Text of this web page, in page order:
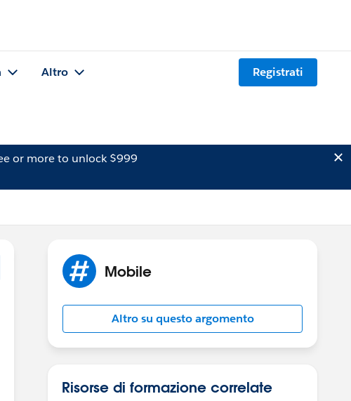
Altro Registrati
or more to unlock $999
Mobile
Altro su questo argomento
Risorse di formazione correlate